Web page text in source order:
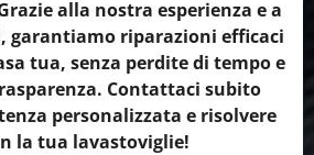
alla nostra esperienza e a
garantiamo riparazioni efficaci
tua, senza perdite di tempo e
Contattaci subito
personalizzata e risolvere
la tua lavastoviglie!